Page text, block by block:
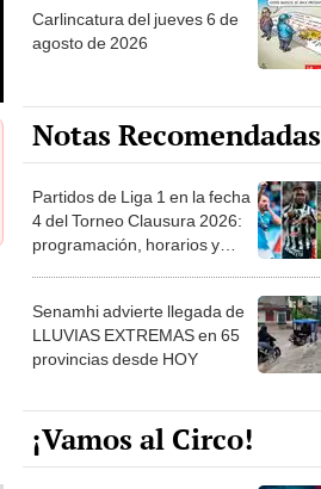
Carlincatura del jueves 6 de
agosto de 2026
Notas Recomendadas
Partidos de Liga 1 en la fecha
4 del Torneo Clausura 2026:
programación, horarios y
Senamhi advierte llegada de
LLUVIAS EXTREMAS en 65
provincias desde HOY
¡Vamos al Circo!